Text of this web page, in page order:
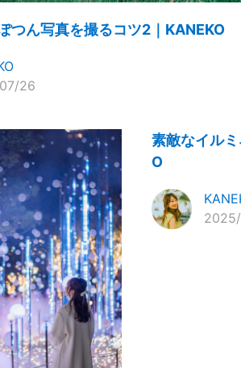
つん写真を撮るコツ2｜KANEKO
26
素敵なイル
O